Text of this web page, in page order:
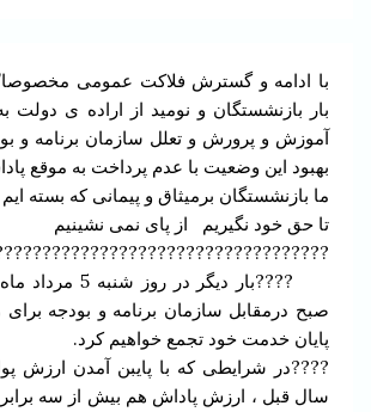
با ادامه و گسترش فلاکت عمومی
بار بازنشستگان و نومید از اراده ی
آموزش و پرورش و تعلل سازمان برنامه و
بهبود این وضعیت با عدم پرداخت به موقع
ما بازنشستگان برمیثاق و پیمانی که بسته ایم
تا حق خود نگیریم از پای نمی نشینیم
صبح درمقابل سازمان برنامه و بودجه
پایان خدمت خود تجمع خواهیم کرد.
????در شرایطی که با پایبن آمدن ارزش
سال قبل ، ارزش پاداش هم بیش از سه